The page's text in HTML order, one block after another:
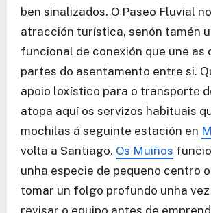
ben sinalizados. O Paseo Fluvial
atracción turística, senón tamén
funcional de conexión que une as
partes do asentamento entre si.
apoio loxístico para o transporte
atopa aquí os servizos habituais
mochilas á seguinte estación en
volta a Santiago. Os Muiños
unha especie de pequeno centro
tomar un folgo profundo unha vez